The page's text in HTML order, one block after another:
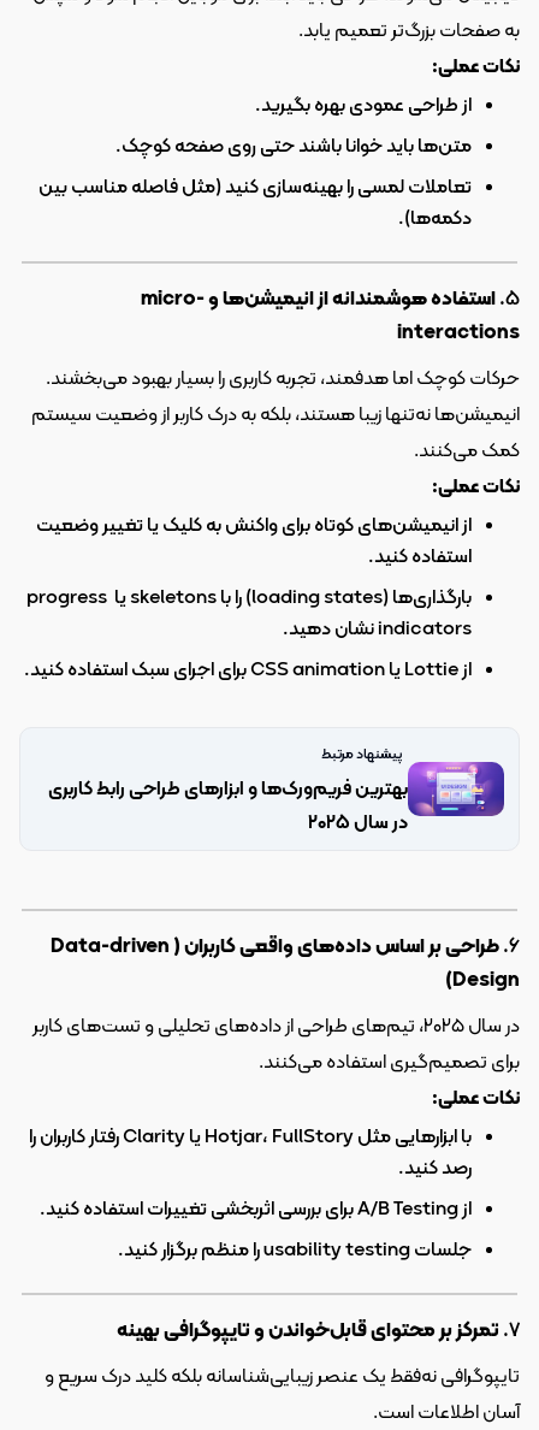
به صفحات بزرگ‌تر تعمیم یابد.
نکات عملی:
از طراحی عمودی بهره بگیرید.
متن‌ها باید خوانا باشند حتی روی صفحه کوچک.
دکمه‌ها).
۵.
استفاده هوشمندانه از انیمیشن‌ها و micro-
interactions
کمک می‌کنند.
نکات عملی:
استفاده کنید.
بارگذاری‌ها (loading states) را با skeletons یا progress
indicators نشان دهید.
از Lottie یا CSS animation برای اجرای سبک استفاده کنید.
پیشنهاد مرتبط
در سال ۲۰۲۵
۶.
طراحی بر اساس داده‌های واقعی کاربران (Data-driven
Design)
برای تصمیم‌گیری استفاده می‌کنند.
نکات عملی:
رصد کنید.
از A/B Testing برای بررسی اثربخشی تغییرات استفاده کنید.
جلسات usability testing را منظم برگزار کنید.
۷. تمرکز بر محتوای قابل‌خواندن و تایپوگرافی بهینه
آسان اطلاعات است.